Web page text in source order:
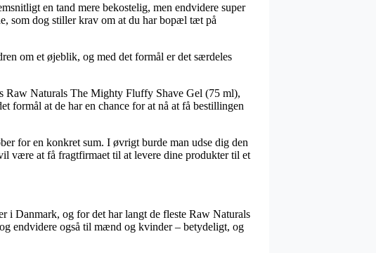
en tand mere bekostelig, men endvidere super
som dog stiller krav om at du har bopæl tæt på
om et øjeblik, og med det formål er det særdeles
Raw Naturals The Mighty Fluffy Shave Gel (75 ml),
formål at de har en chance for at nå at få bestillingen
for en konkret sum. I øvrigt burde man udse dig den
være at få fragtfirmaet til at levere dine produkter til et
i Danmark, og for det har langt de fleste Raw Naturals
endvidere også til mænd og kvinder – betydeligt, og